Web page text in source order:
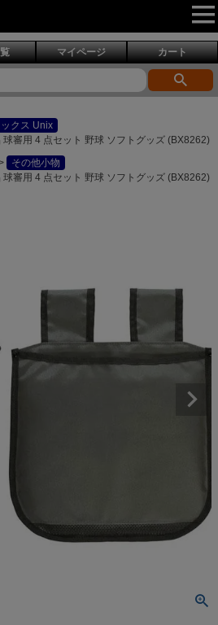
マイページ カート
クス Unix
審用 4 点セット 野球 ソフトグッズ (BX8262)
その他小物
審用 4 点セット 野球 ソフトグッズ (BX8262)